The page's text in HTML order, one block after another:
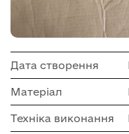
Дата створення
Матеріал
Техніка виконання